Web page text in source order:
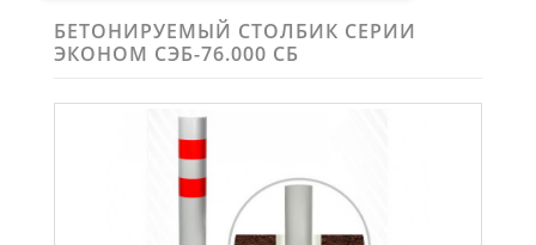
БЕТОНИРУЕМЫЙ СТОЛБИК СЕРИИ
ЭКОНОМ СЭБ-76.000 СБ